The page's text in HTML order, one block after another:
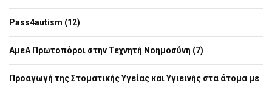
Pass4autism (12)
ΑμεΑ Πρωτοπόροι στην Τεχνητή Νοημοσύνη (7)
Προαγωγή της Στοματικής Υγείας και Υγιεινής στα άτομα με